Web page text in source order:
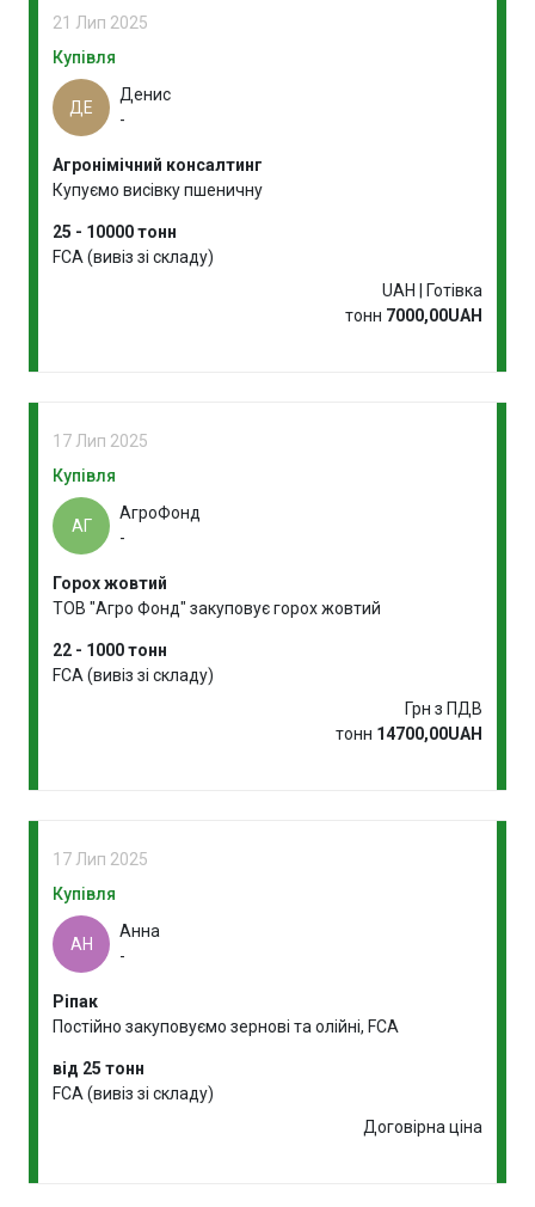
21 Лип 2025
Купівля
ДЕ
Денис
-
Агронімічний консалтинг
Купуємо висівку пшеничну
25 - 10000 тонн
FCA (вивіз зі складу)
UAH | Готівка
тонн 7000,00UAH
17 Лип 2025
Купівля
АГ
АгроФонд
-
Горох жовтий
ТОВ "Агро Фонд" закуповує горох жовтий
22 - 1000 тонн
FCA (вивіз зі складу)
Грн з ПДВ
тонн 14700,00UAH
17 Лип 2025
Купівля
АН
Анна
-
Ріпак
Постійно закуповуємо зернові та олійні, FCA
від 25 тонн
FCA (вивіз зі складу)
Договірна ціна